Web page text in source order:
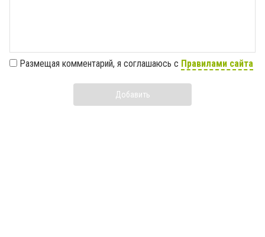
Размещая комментарий, я соглашаюсь с Правилами сайта
Добавить